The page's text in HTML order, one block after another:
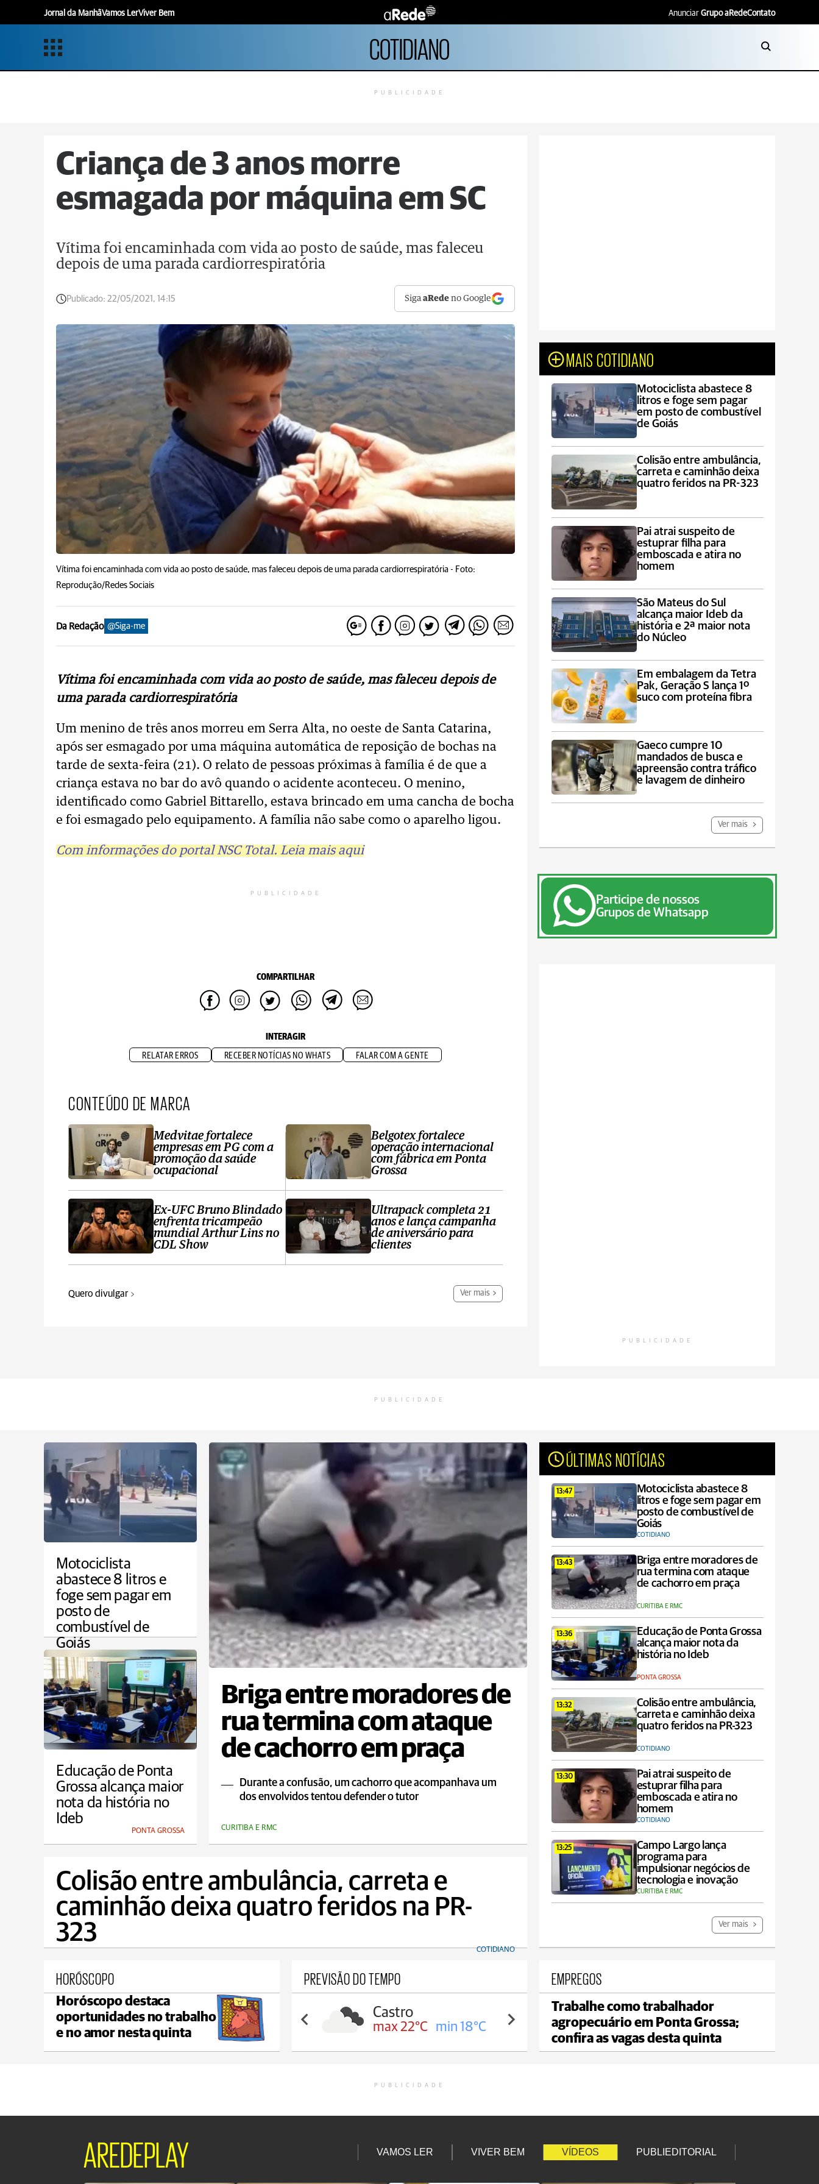
Jornal da ManhãVamos LerViver Bem Anunciar Grupo aRedeContato
COTIDIANO
PUBLICIDADE
Criança de 3 anos morre
esmagada por máquina em SC
Vítima foi encaminhada com vida ao posto de saúde, mas faleceu
depois de uma parada cardiorrespiratória
Publicado: 22/05/2021, 14:15 SigaaRede no Google
Vítima foi encaminhada com vida ao posto de saúde, mas faleceu depois de uma parada cardiorrespiratória - Foto:
Reprodução/Redes Sociais
Da Redação @Siga-me
Vítima foi encaminhada com vida ao posto de saúde, mas faleceu depois de
uma parada cardiorrespiratória
Um menino de três anos morreu em Serra Alta, no oeste de Santa Catarina,
após ser esmagado por uma máquina automática de reposição de bochas na
tarde de sexta-feira (21). O relato de pessoas próximas à família é de que a
criança estava no bar do avô quando o acidente aconteceu. O menino,
identificado como Gabriel Bittarello, estava brincado em uma cancha de bocha
e foi esmagado pelo equipamento. A família não sabe como o aparelho ligou.
Com informações do portal NSC Total. Leia mais aqui
PUBLICIDADE
COMPARTILHAR
INTERAGIR
RELATAR ERROS RECEBER NOTÍCIAS NO WHATS FALAR COM A GENTE
CONTEÚDO DE MARCA
Medvitae fortalece
empresas em PG com a
promoção da saúde
ocupacional
Ex-UFC Bruno Blindado
enfrenta tricampeão
mundial Arthur Lins no
CDL Show
Belgotex fortalece
operação internacional
com fábrica em Ponta
Grossa
Ultrapack completa 21
anos e lança campanha
de aniversário para
clientes
Quero divulgar Ver mais
MAIS COTIDIANO
Motociclista abastece 8
litros e foge sem pagar
em posto de combustível
de Goiás
Colisão entre ambulância,
carreta e caminhão deixa
quatro feridos na PR-323
Pai atrai suspeito de
estuprar filha para
emboscada e atira no
homem
São Mateus do Sul
alcança maior Ideb da
história e 2ª maior nota
do Núcleo
Em embalagem da Tetra
Pak, Geração S lança 1º
suco com proteína fibra
Gaeco cumpre 10
mandados de busca e
apreensão contra tráfico
e lavagem de dinheiro
Ver mais
Participe de nossos
Grupos de Whatsapp
PUBLICIDADE
PUBLICIDADE
Motociclista
abastece 8 litros e
foge sem pagar em
posto de
combustível de
Goiás
COTIDIANO
Briga entre moradores de
rua termina com ataque
de cachorro em praça
Durante a confusão, um cachorro que acompanhava um
dos envolvidos tentou defender o tutor
CURITIBA E RMC
ÚLTIMAS NOTÍCIAS
13:47
Motociclista abastece 8
litros e foge sem pagar em
posto de combustível de
Goiás
COTIDIANO
13:43
Briga entre moradores de
rua termina com ataque
de cachorro em praça
CURITIBA E RMC
13:36
Educação de Ponta Grossa
alcança maior nota da
história no Ideb
PONTA GROSSA
13:32
Colisão entre ambulância,
carreta e caminhão deixa
quatro feridos na PR-323
COTIDIANO
13:30
Pai atrai suspeito de
estuprar filha para
emboscada e atira no
homem
COTIDIANO
13:25
Campo Largo lança
programa para
impulsionar negócios de
tecnologia e inovação
CURITIBA E RMC
Ver mais
Educação de Ponta
Grossa alcança maior
nota da história no
Ideb
PONTA GROSSA
Colisão entre ambulância, carreta e
caminhão deixa quatro feridos na PR-
323
COTIDIANO
HORÓSCOPO
Horóscopo destaca
oportunidades no trabalho
e no amor nesta quinta
PREVISÃO DO TEMPO
Castro
max 22°C min 18°C
Carambeí
max 21°C min 18°C
Jaguariaíva
max 22°C min 19°C
EMPREGOS
Trabalhe como trabalhador
agropecuário em Ponta Grossa;
confira as vagas desta quinta
PUBLICIDADE
AREDEPLAY VAMOS LER VIVER BEM VÍDEOS PUBLIEDITORIAL